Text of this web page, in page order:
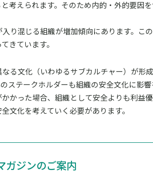
考えられます。そのため内的・外的要因
り混じる組織が増加傾向にあります。こ
きています。
る文化（いわゆるサブカルチャー）が形
ステークホルダーも組織の安全文化に影
かった場合、組織として安全よりも利益
文化を考えていく必要があります。
ガジンのご案内